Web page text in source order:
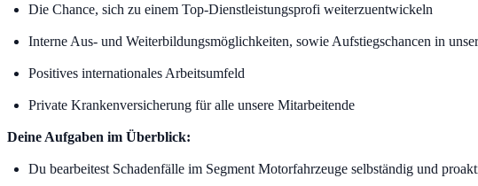
Die Chance, sich zu einem Top-Dienstleistungsprofi weiterzuentwickeln
Interne Aus- und Weiterbildungsmöglichkeiten, sowie Aufstiegschancen in
Positives internationales Arbeitsumfeld
Private Krankenversicherung für alle unsere Mitarbeitende
Deine Aufgaben im Überblick:
Du bearbeitest Schadenfälle im Segment Motorfahrzeuge selbständig und